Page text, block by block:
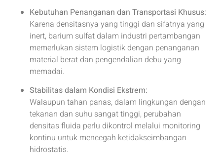
Kebutuhan Penanganan dan Transportasi Khusus:
Karena densitasnya yang tinggi dan sifatnya yang
inert, barium sulfat dalam industri pertambangan
memerlukan sistem logistik dengan penanganan
material berat dan pengendalian debu yang
memadai.
Stabilitas dalam Kondisi Ekstrem:
Walaupun tahan panas, dalam lingkungan dengan
tekanan dan suhu sangat tinggi, perubahan
densitas fluida perlu dikontrol melalui monitoring
kontinu untuk mencegah ketidakseimbangan
hidrostatis.